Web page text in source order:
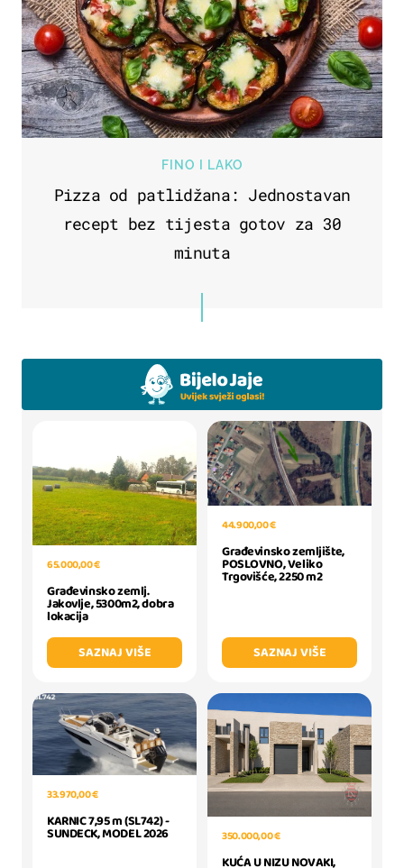
FINO I LAKO
Pizza od patlidžana: Jednostavan
recept bez tijesta gotov za 30
minuta
65.000,00 €
Građevinsko zemlj.
Jakovlje, 5300m2, dobra
lokacija
SAZNAJ VIŠE
44.900,00 €
Građevinsko zemljište,
POSLOVNO, Veliko
Trgovišće, 2250 m2
SAZNAJ VIŠE
33.970,00 €
KARNIC 7,95 m (SL742) -
SUNDECK, MODEL 2026 350.000,00 €
KUĆA U NIZU NOVAKI,